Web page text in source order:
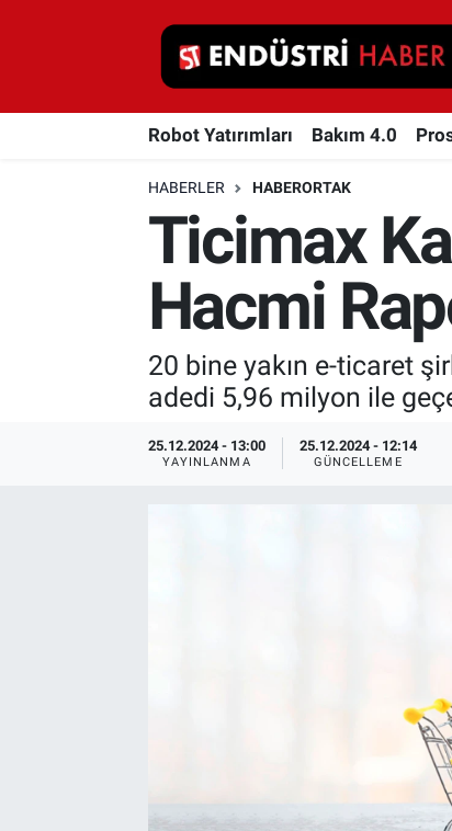
Robot Yatırımları Bakım 4.0
HABERLER HABERORTAK
Ticimax
Hacmi
20 bine yakın e-ticaret
adedi 5,96 milyon ile
25.12.2024 - 13:00
YAYINLANMA
25.12.2024 - 12:14
GÜNCELLEME
Robot Yatırımları
Proses Otomasyonu
Otomasyon
Depolama Çözümleri